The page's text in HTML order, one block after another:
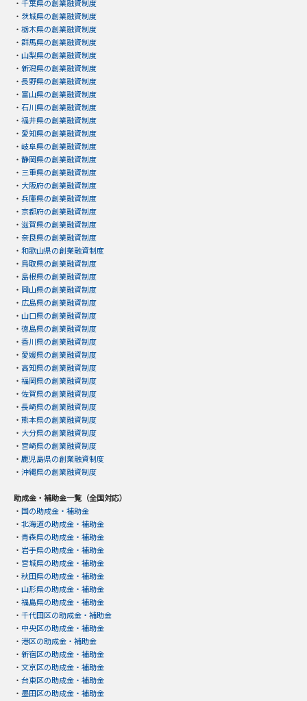
・ 千葉県の創業融資制度
・ 茨城県の創業融資制度
・ 栃木県の創業融資制度
・ 群馬県の創業融資制度
・ 山梨県の創業融資制度
・ 新潟県の創業融資制度
・ 長野県の創業融資制度
・ 富山県の創業融資制度
・ 石川県の創業融資制度
・ 福井県の創業融資制度
・ 愛知県の創業融資制度
・ 岐阜県の創業融資制度
・ 静岡県の創業融資制度
・ 三重県の創業融資制度
・ 大阪府の創業融資制度
・ 兵庫県の創業融資制度
・ 京都府の創業融資制度
・ 滋賀県の創業融資制度
・ 奈良県の創業融資制度
・ 和歌山県の創業融資制度
・ 鳥取県の創業融資制度
・ 島根県の創業融資制度
・ 岡山県の創業融資制度
・ 広島県の創業融資制度
・ 山口県の創業融資制度
・ 徳島県の創業融資制度
・ 香川県の創業融資制度
・ 愛媛県の創業融資制度
・ 高知県の創業融資制度
・ 福岡県の創業融資制度
・ 佐賀県の創業融資制度
・ 長崎県の創業融資制度
・ 熊本県の創業融資制度
・ 大分県の創業融資制度
・ 宮崎県の創業融資制度
・ 鹿児島県の創業融資制度
・ 沖縄県の創業融資制度
助成金・補助金一覧（全国対応）
・ 国の助成金・補助金
・ 北海道の助成金・補助金
・ 青森県の助成金・補助金
・ 岩手県の助成金・補助金
・ 宮城県の助成金・補助金
・ 秋田県の助成金・補助金
・ 山形県の助成金・補助金
・ 福島県の助成金・補助金
・ 千代田区の助成金・補助金
・ 中央区の助成金・補助金
・ 港区の助成金・補助金
・ 新宿区の助成金・補助金
・ 文京区の助成金・補助金
・ 台東区の助成金・補助金
・ 墨田区の助成金・補助金